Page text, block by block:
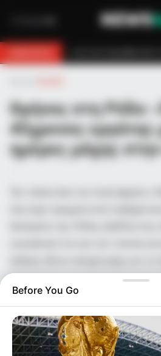
Θρήνος στη Ρόδο:
45χρονος εργάτης
ημέρες μάχης
Before You Go